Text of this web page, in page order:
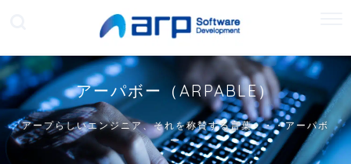
アーパボー（ARPABLE）
アープらしいエンジニア、それを称賛する言葉・・・アーパボ
ー